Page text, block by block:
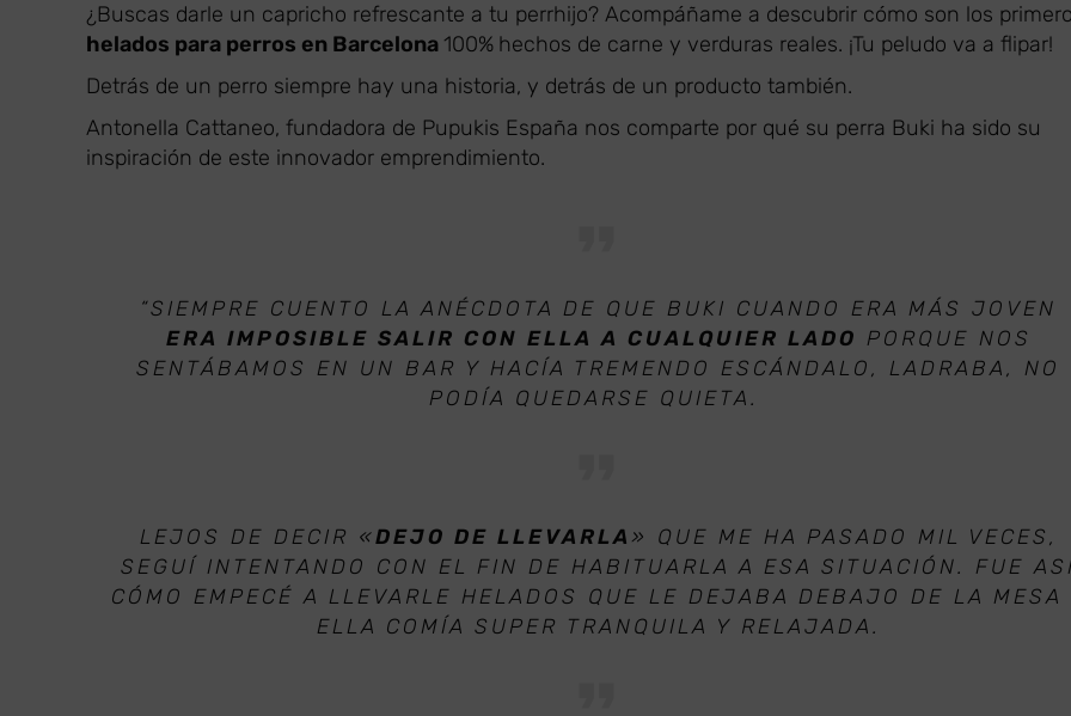
¿Buscas darle un capricho refrescante a tu perrhijo? Acompáñame a descubrir cómo son los
helados para perros en Barcelona 100% hechos de carne y verduras reales. ¡Tu peludo va a flipar!
Detrás de un perro siempre hay una historia, y detrás de un producto también.
Antonella Cattaneo, fundadora de Pupukis España nos comparte por qué su perra Buki ha sido su
inspiración de este innovador emprendimiento.
“SIEMPRE CUENTO LA ANÉCDOTA DE QUE BUKI CUANDO ERA MÁS JOVEN
ERA IMPOSIBLE SALIR CON ELLA A CUALQUIER LADO PORQUE NOS
SENTÁBAMOS EN UN BAR Y HACÍA TREMENDO ESCÁNDALO, LADRABA, NO
PODÍA QUEDARSE QUIETA.
LEJOS DE DECIR «DEJO DE LLEVARLA » QUE ME HA PASADO MIL VECES,
SEGUÍ INTENTANDO CON EL FIN DE HABITUARLA A ESA SITUACIÓN. FUE
CÓMO EMPECÉ A LLEVARLE HELADOS QUE LE DEJABA DEBAJO DE LA MESA
ELLA COMÍA SUPER TRANQUILA Y RELAJADA.